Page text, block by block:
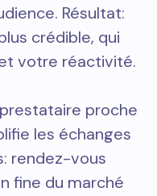
Résultat:
crédible, qui
votre réactivité.
proche
les échanges
rendez-vous
fine du marché